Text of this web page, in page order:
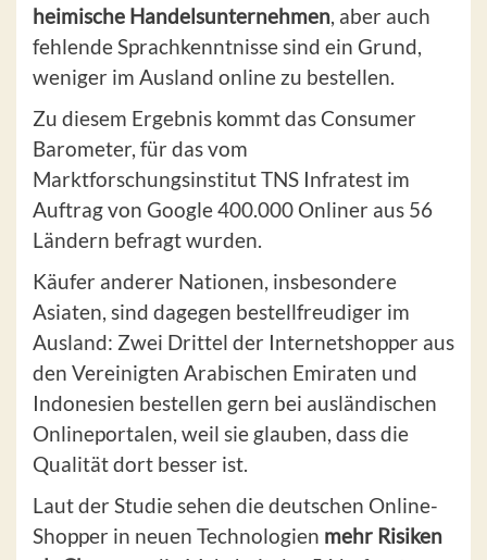
heimische Handelsunternehmen, aber auch
fehlende Sprachkenntnisse sind ein Grund,
weniger im Ausland online zu bestellen.
Zu diesem Ergebnis kommt das Consumer
Barometer, für das vom
Marktforschungsinstitut TNS Infratest im
Auftrag von Google 400.000 Onliner aus 56
Ländern befragt wurden.
Käufer anderer Nationen, insbesondere
Asiaten, sind dagegen bestellfreudiger im
Ausland: Zwei Drittel der Internetshopper aus
den Vereinigten Arabischen Emiraten und
Indonesien bestellen gern bei ausländischen
Onlineportalen, weil sie glauben, dass die
Qualität dort besser ist.
Laut der Studie sehen die deutschen Online-
Shopper in neuen Technologien mehr Risiken